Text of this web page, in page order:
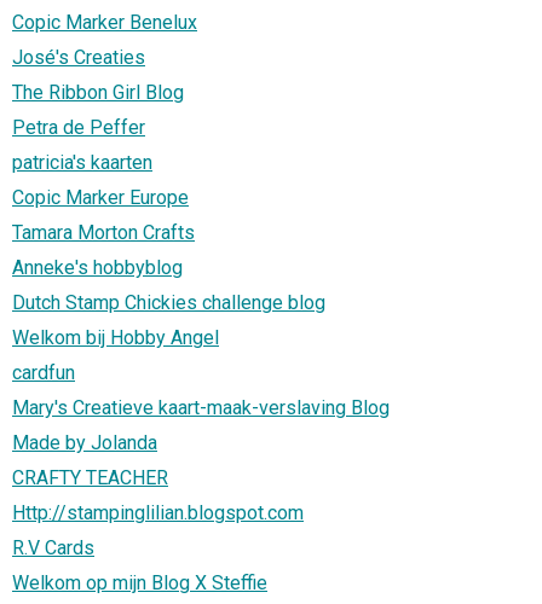
Copic Marker Benelux
José's Creaties
The Ribbon Girl Blog
Petra de Peffer
patricia's kaarten
Copic Marker Europe
Tamara Morton Crafts
Anneke's hobbyblog
Dutch Stamp Chickies challenge blog
Welkom bij Hobby Angel
cardfun
Mary's Creatieve kaart-maak-verslaving Blog
Made by Jolanda
CRAFTY TEACHER
Http://stampinglilian.blogspot.com
R.V Cards
Welkom op mijn Blog X Steffie